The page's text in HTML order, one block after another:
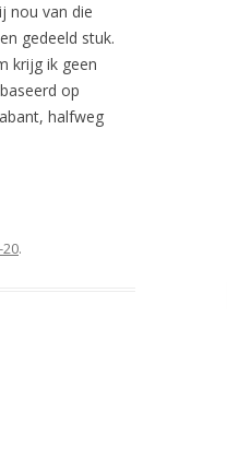
nou van die
gedeeld stuk.
krijg ik geen
op
halfweg
20.